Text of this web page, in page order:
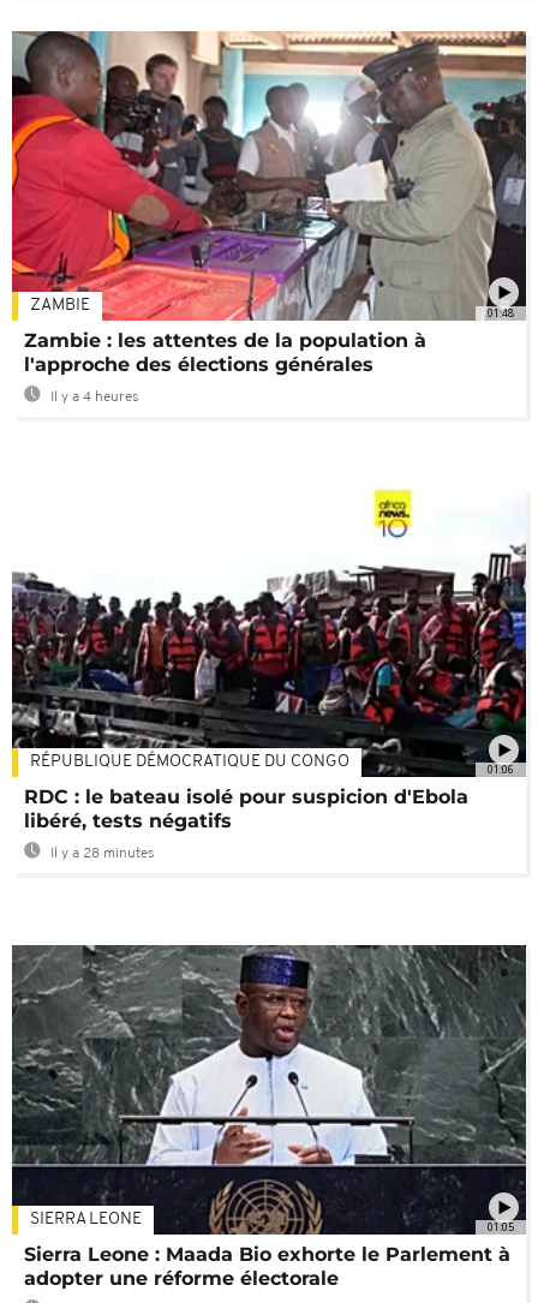
01:48
ZAMBIE
Zambie : les attentes de la population à
l'approche des élections générales
Il y a 4 heures
01:06
RÉPUBLIQUE DÉMOCRATIQUE DU CONGO
RDC : le bateau isolé pour suspicion d'Ebola
libéré, tests négatifs
Il y a 28 minutes
01:05
SIERRA LEONE
Sierra Leone : Maada Bio exhorte le Parlement à
adopter une réforme électorale